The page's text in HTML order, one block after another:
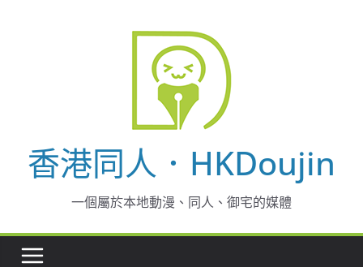
香港同人．HKDoujin
一個屬於本地動漫、同人、御宅的媒體